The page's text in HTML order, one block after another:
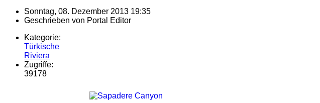
Sonntag, 08. Dezember 2013 19:35
Geschrieben von Portal Editor
Kategorie:
Türkische
Riviera
Zugriffe:
39178